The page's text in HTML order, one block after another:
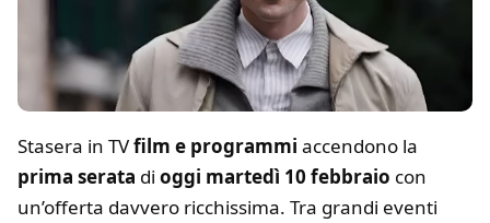
Stasera in TVfilm e programmi accendono la
prima serata di oggi martedì 10 febbraio con
un’offerta davvero ricchissima. Tra grandi eventi